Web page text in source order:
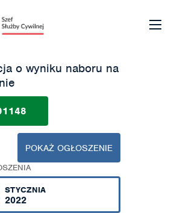
o wyniku naboru na
POKAŻ OGŁOSZENIE
STYCZNIA
2022